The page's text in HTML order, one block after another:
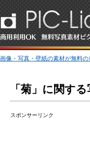
画像・写真・壁紙の素材が無料の
「菊」に関す
スポンサーリンク